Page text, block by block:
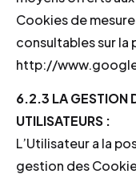
Cookies de
consultables sur la
http://
6.2.3 LA GESTION
UTILISATEURS :
L’Utilisateur a la
gestion des